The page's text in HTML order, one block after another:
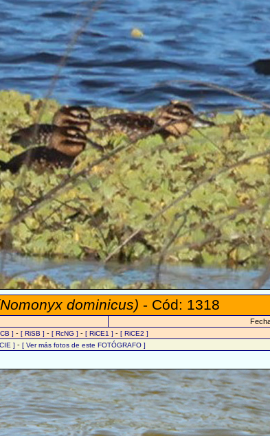
dominicus) - Cód: 1318
] - [ RiSB ] - [ RcNG ] - [ RiCE1 ] - [ RiCE2 ]
] - [ Ver más fotos de este FOTÓGRAFO ]